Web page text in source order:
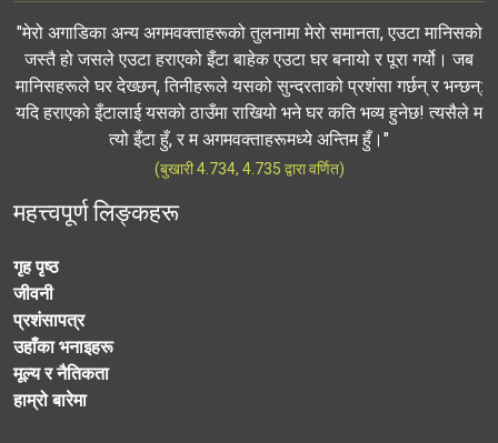
"मेरो अगाडिका अन्य अगमवक्ताहरूको तुलनामा मेरो समानता, एउटा मानिसको
जस्तै हो जसले एउटा हराएको इँटा बाहेक एउटा घर बनायो र पूरा गर्यो। जब
मानिसहरूले घर देख्छन्, तिनीहरूले यसको सुन्दरताको प्रशंसा गर्छन् र भन्छन्:
यदि हराएको इँटालाई यसको ठाउँमा राखियो भने घर कति भव्य हुनेछ! त्यसैले म
त्यो इँटा हुँ, र म अगमवक्ताहरूमध्ये अन्तिम हुँ।"
(बुखारी 4.734, 4.735 द्वारा वर्णित)
महत्त्वपूर्ण लिङ्कहरू
गृह पृष्ठ
जीवनी
प्रशंसापत्र
उहाँका भनाइहरू
मूल्य र नैतिकता
हाम्रो बारेमा